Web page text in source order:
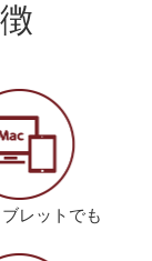
レットでも